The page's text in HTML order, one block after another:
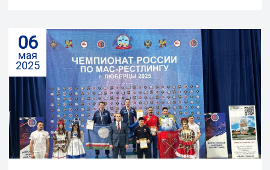
06
мая
2025